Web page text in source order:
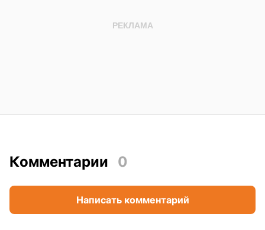
Комментарии 0
Написать комментарий